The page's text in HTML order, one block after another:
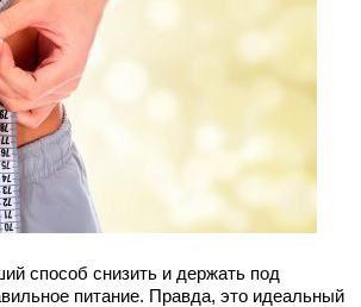
способ снизить и держать под
питание. Правда, это идеальный